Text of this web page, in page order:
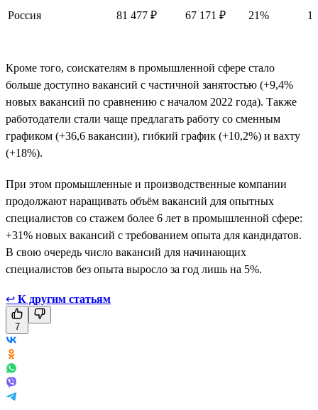
Россия 81 477 ₽ 67 171 ₽ 21%
Кроме того, соискателям в промышленной сфере стало
больше доступно вакансий с частичной занятостью (+9,4%
новых вакансий по сравнению с началом 2022 года). Также
работодатели стали чаще предлагать работу со сменным
графиком (+36,6 вакансии), гибкий график (+10,2%) и вахту
(+18%).
При этом промышленные и производственные компании
продолжают наращивать объём вакансий для опытных
специалистов со стажем более 6 лет в промышленной сфере:
+31% новых вакансий с требованием опыта для кандидатов.
В свою очередь число вакансий для начинающих
специалистов без опыта выросло за год лишь на 5%.
↩ К другим статьям
7